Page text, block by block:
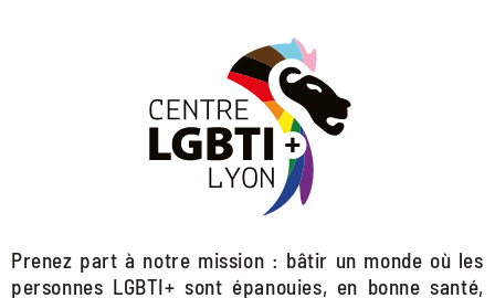
Prenez part à notre mission : bâtir un monde où les
personnes LGBTI+ sont épanouies, en bonne santé,